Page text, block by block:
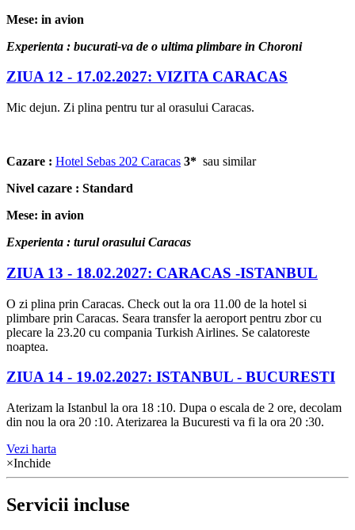
Mese: in avion
Experienta : bucurati-va de o ultima plimbare in Choroni
ZIUA 12 - 17.02.2027: VIZITA CARACAS
Mic dejun. Zi plina pentru tur al orasului Caracas.
Cazare : Hotel Sebas 202 Caracas 3* sau similar
Nivel cazare : Standard
Mese: in avion
Experienta : turul orasului Caracas
ZIUA 13 - 18.02.2027: CARACAS -ISTANBUL
O zi plina prin Caracas. Check out la ora 11.00 de la hotel si
plimbare prin Caracas. Seara transfer la aeroport pentru zbor cu
plecare la 23.20 cu compania Turkish Airlines. Se calatoreste
noaptea.
ZIUA 14 - 19.02.2027: ISTANBUL - BUCURESTI
Aterizam la Istanbul la ora 18 :10. Dupa o escala de 2 ore, decolam
din nou la ora 20 :10. Aterizarea la Bucuresti va fi la ora 20 :30.
Vezi harta
×Inchide
Servicii incluse